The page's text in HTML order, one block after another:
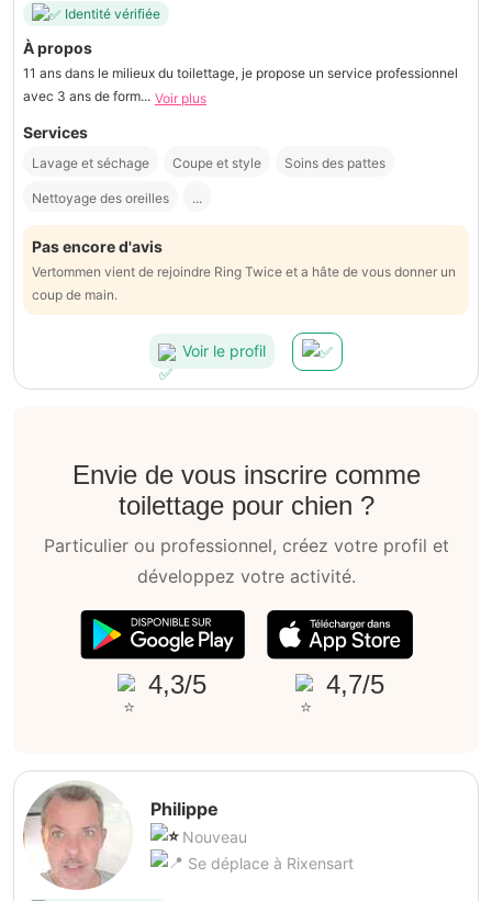
Identité vérifiée
À propos
11 ans dans le milieux du toilettage, je propose un service professionnel
avec 3 ans de form... Voir plus
Services
Lavage et séchage Coupe et style Soins des pattes
Nettoyage des oreilles ...
Pas encore d'avis
Vertommen vient de rejoindre Ring Twice et a hâte de vous donner un
coup de main.
Voir le profil
Envie de vous inscrire comme
toilettage pour chien ?
Particulier ou professionnel, créez votre profil et
développez votre activité.
4,3/5 4,7/5
Philippe
Nouveau
Se déplace à Rixensart